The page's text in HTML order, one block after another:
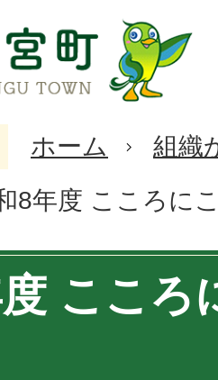
ホーム
組織
8年度 こころに
こころ